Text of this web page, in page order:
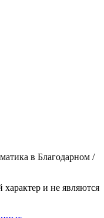
в Благодарном /
и не являются